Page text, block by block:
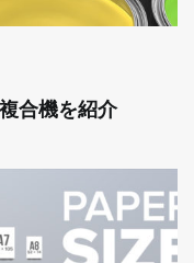
合機を紹介